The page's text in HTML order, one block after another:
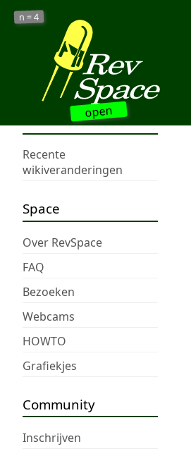
open
n =4
Recente
wikiveranderingen
Space
Over RevSpace
FAQ
Bezoeken
Webcams
HOWTO
Grafiekjes
Community
Inschrijven